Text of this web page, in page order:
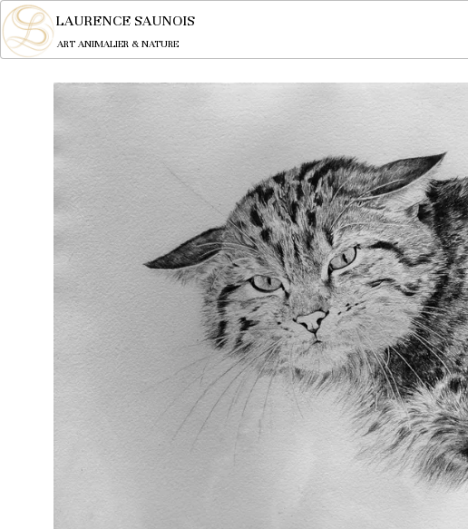
LAURENCE SAUNOIS
ART ANIMALIER & NATURE